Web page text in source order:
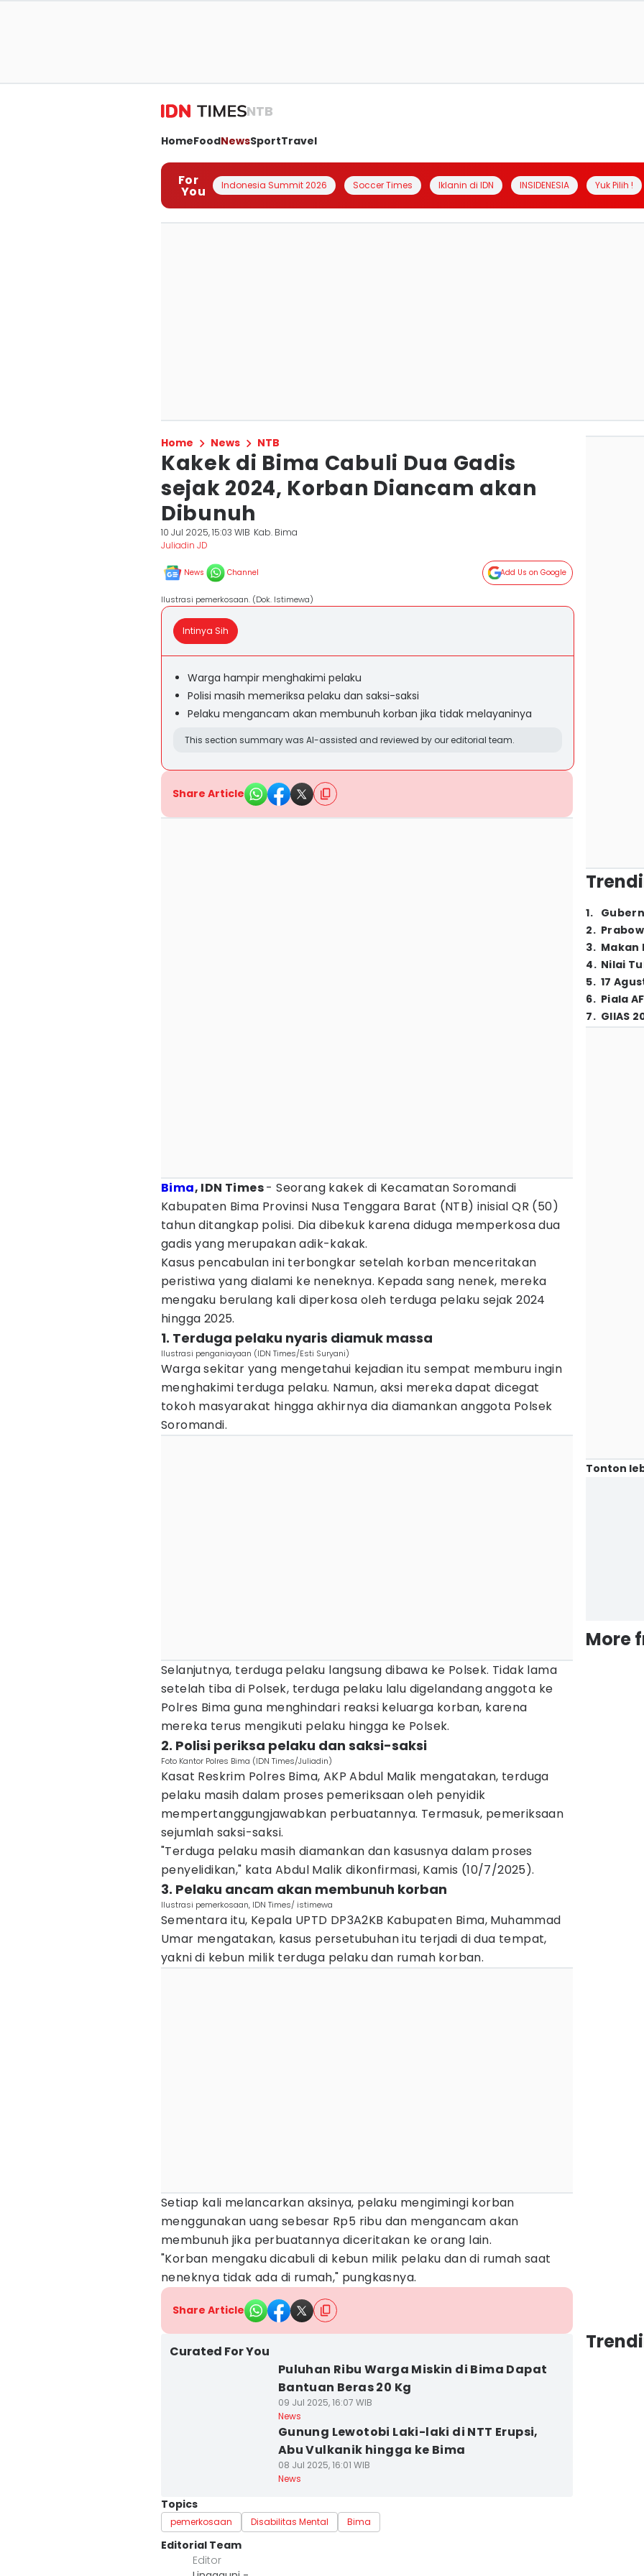
NTB
HomeFoodNewsSportTravel
For
You Indonesia Summit 2026 Soccer Times Iklanin di IDN INSIDENESIA Yuk Pilih !
Home News NTB
Kakek di Bima Cabuli Dua Gadis
sejak 2024, Korban Diancam akan
Dibunuh
10 Jul 2025, 15:03 WIB Kab. Bima
Juliadin JD
News Channel Add Us on Google
Ilustrasi pemerkosaan. (Dok. Istimewa)
Intinya Sih
Warga hampir menghakimi pelaku
Polisi masih memeriksa pelaku dan saksi-saksi
Pelaku mengancam akan membunuh korban jika tidak melayaninya
This section summary was AI-assisted and reviewed by our editorial team.
Share Article
Bima, IDN Times- Seorang kakek di Kecamatan Soromandi
Kabupaten Bima Provinsi Nusa Tenggara Barat (NTB) inisial QR (50)
tahun ditangkap polisi. Dia dibekuk karena diduga memperkosa dua
gadis yang merupakan adik-kakak.
Kasus pencabulan ini terbongkar setelah korban menceritakan
peristiwa yang dialami ke neneknya. Kepada sang nenek, mereka
mengaku berulang kali diperkosa oleh terduga pelaku sejak 2024
hingga 2025.
1. Terduga pelaku nyaris diamuk massa
Ilustrasi penganiayaan (IDN Times/Esti Suryani)
Warga sekitar yang mengetahui kejadian itu sempat memburu ingin
menghakimi terduga pelaku. Namun, aksi mereka dapat dicegat
tokoh masyarakat hingga akhirnya dia diamankan anggota Polsek
Soromandi.
Selanjutnya, terduga pelaku langsung dibawa ke Polsek. Tidak lama
setelah tiba di Polsek, terduga pelaku lalu digelandang anggota ke
Polres Bima guna menghindari reaksi keluarga korban, karena
mereka terus mengikuti pelaku hingga ke Polsek.
2. Polisi periksa pelaku dan saksi-saksi
Foto Kantor Polres Bima (IDN Times/Juliadin)
Kasat Reskrim Polres Bima, AKP Abdul Malik mengatakan, terduga
pelaku masih dalam proses pemeriksaan oleh penyidik
mempertanggungjawabkan perbuatannya. Termasuk, pemeriksaan
sejumlah saksi-saksi.
"Terduga pelaku masih diamankan dan kasusnya dalam proses
penyelidikan," kata Abdul Malik dikonfirmasi, Kamis (10/7/2025).
3. Pelaku ancam akan membunuh korban
Ilustrasi pemerkosaan, IDN Times/ istimewa
Sementara itu, Kepala UPTD DP3A2KB Kabupaten Bima, Muhammad
Umar mengatakan, kasus persetubuhan itu terjadi di dua tempat,
yakni di kebun milik terduga pelaku dan rumah korban.
Setiap kali melancarkan aksinya, pelaku mengimingi korban
menggunakan uang sebesar Rp5 ribu dan mengancam akan
membunuh jika perbuatannya diceritakan ke orang lain.
"Korban mengaku dicabuli di kebun milik pelaku dan di rumah saat
neneknya tidak ada di rumah," pungkasnya.
Share Article
Curated For You
Puluhan Ribu Warga Miskin di Bima Dapat
Bantuan Beras 20 Kg
09 Jul 2025, 16:07 WIB
News
Gunung Lewotobi Laki-laki di NTT Erupsi,
Abu Vulkanik hingga ke Bima
08 Jul 2025, 16:01 WIB
News
Topics
pemerkosaan Disabilitas Mental Bima
Editorial Team
Editor
1.
2.
3. Makan
4. Nilai
5. 17
6. Piala
7. GIIAS
Tonton
More